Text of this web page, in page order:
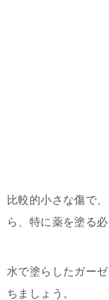
比較的小さな傷で
ら、特に薬を塗る
水で塗らしたガー
ちましょう。